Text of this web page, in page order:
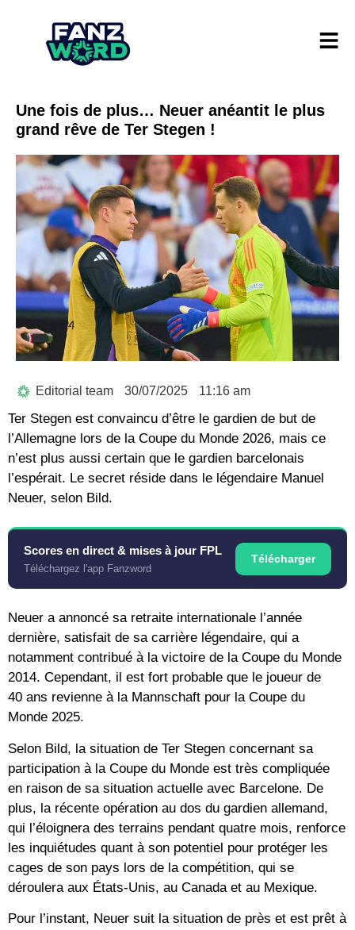
Une fois de plus… Neuer anéantit le plus
grand rêve de Ter Stegen !
Editorial team 30/07/2025 11:16 am
Ter Stegen est convaincu d’être le gardien de but de
l’Allemagne lors de la Coupe du Monde 2026, mais ce
n’est plus aussi certain que le gardien barcelonais
l’espérait. Le secret réside dans le légendaire Manuel
Neuer, selon Bild.
Scores en direct & mises à jour FPL
Téléchargez l'app Fanzword
Télécharger
Neuer a annoncé sa retraite internationale l’année
dernière, satisfait de sa carrière légendaire, qui a
notamment contribué à la victoire de la Coupe du Monde
2014. Cependant, il est fort probable que le joueur de
40 ans revienne à la Mannschaft pour la Coupe du
Monde 2025.
Selon Bild, la situation de Ter Stegen concernant sa
participation à la Coupe du Monde est très compliquée
en raison de sa situation actuelle avec Barcelone. De
plus, la récente opération au dos du gardien allemand,
qui l’éloignera des terrains pendant quatre mois, renforce
les inquiétudes quant à son potentiel pour protéger les
cages de son pays lors de la compétition, qui se
déroulera aux États-Unis, au Canada et au Mexique.
Pour l’instant, Neuer suit la situation de près et est prêt à